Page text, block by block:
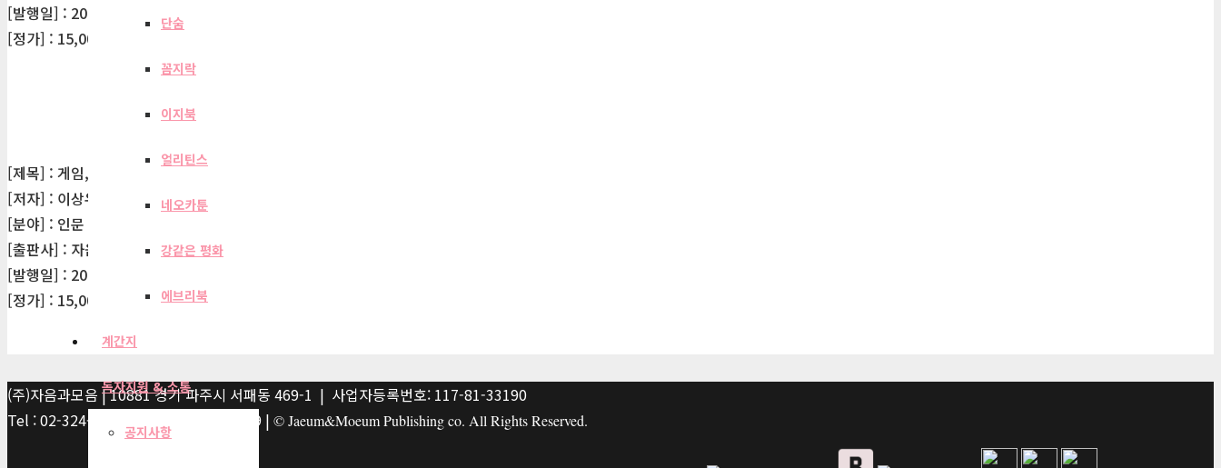
단숨
꼼지락
이지북
얼리틴스
네오카툰
강같은 평화
에브리북
계간지
독자지원 & 소통
공지사항
[발행일] : 2021-02-10
[정가] : 15,000원
[제목] : 게임, 게이머, 플레이
[저자] : 이상우
[분야] : 인문
[출판사] : 자음과모음
[발행일] : 2012-09-10
[정가] : 15,000원
(주)자음과모음 | 10881 경기 파주시 서패동 469-1 | 사업자등록번호: 117-81-33190
Tel : 02-324-2347 | Fax : 02-6959-8459 | © Jaeum&Moeum Publishing co. All Rights Reserved.